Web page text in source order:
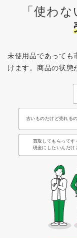
「使わ
未使用品であっても
けます。 商品の状態
古いものだけど売れる
買取してもらってす
現金にしたいんだけ